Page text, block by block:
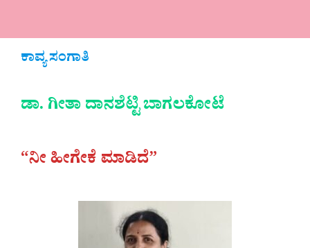
ಕಾವ್ಯ ಸಂಗಾತಿ
ಡಾ. ಗೀತಾ ದಾನಶೆಟ್ಟಿ ಬಾಗಲಕೋಟೆ
“ನೀ ಹೀಗೇಕೆ ಮಾಡಿದೆ”